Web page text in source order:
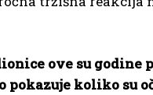
ove su godine
pokazuje koliko su